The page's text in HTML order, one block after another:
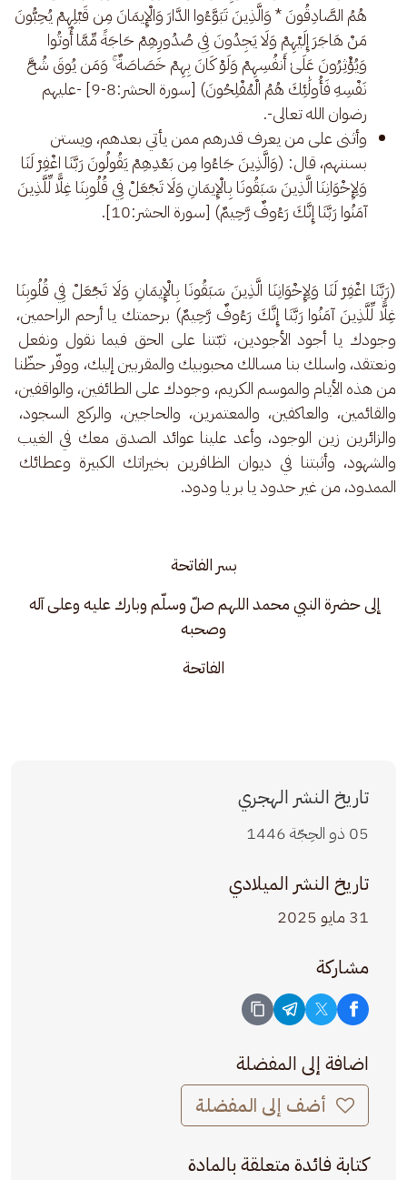
هُمُ الصَّادِقُونَ * وَالَّذِينَ تَبَوَّءُوا الدَّارَ وَالْإِيمَانَ مِن قَبْلِهِمْ يُحِبُّونَ
مَنْ هَاجَرَ إِلَيْهِمْ وَلَا يَجِدُونَ فِي صُدُورِهِمْ حَاجَةً مِّمَّا أُوتُوا
وَيُؤْثِرُونَ عَلَىٰ أَنفُسِهِمْ وَلَوْ كَانَ بِهِمْ خَصَاصَةٌ ۚ وَمَن يُوقَ شُحَّ
نَفْسِهِ فَأُولَٰئِكَ هُمُ الْمُفْلِحُونَ) [سورة الحشر:8-9] -عليهم
رضوان الله تعالى-.
وأثنى على من يعرف قدرهم ممن يأتي بعدهم، ويستن
بسننهم، قال: (وَالَّذِينَ جَاءُوا مِن بَعْدِهِمْ يَقُولُونَ رَبَّنَا اغْفِرْ لَنَا
وَلِإِخْوَانِنَا الَّذِينَ سَبَقُونَا بِالْإِيمَانِ وَلَا تَجْعَلْ فِي قُلُوبِنَا غِلًّا لِّلَّذِينَ
آمَنُوا رَبَّنَا إِنَّكَ رَءُوفٌ رَّحِيمٌ) [سورة الحشر:10].
(رَبَّنَا اغْفِرْ لَنَا وَلِإِخْوَانِنَا الَّذِينَ سَبَقُونَا بِالْإِيمَانِ وَلَا تَجْعَلْ فِي قُلُوبِنَا
غِلًّا لِّلَّذِينَ آمَنُوا رَبَّنَا إِنَّكَ رَءُوفٌ رَّحِيمٌ) برحمتك يا أرحم الراحمين،
وجودك يا أجود الأجودين، ثبّتنا على الحق فيما نقول ونفعل
ونعتقد، واسلك بنا مسالك محبوبيك والمقربين إليك، ووفّر حظّنا
من هذه الأيام والموسم الكريم، وجودك على الطائفين، والواقفين،
والقائمين، والعاكفين، والمعتمرين، والحاجين، والركع السجود،
والزائرين زين الوجود، وأعد علينا عوائد الصدق معك في الغيب
والشهود، وأثبتنا في ديوان الظافرين بخيراتك الكبيرة وعطائك
الممدود، من غير حدود يا بر يا ودود.
بسر الفاتحة
إلى حضرة النبي محمد اللهم صلّ وسلّم وبارك عليه وعلى آله
وصحبه
الفاتحة
تاريخ النشر الهجري
05 ذو الحِجّة 1446
تاريخ النشر الميلادي
31 مايو 2025
مشاركة
اضافة إلى المفضلة
أضف إلى المفضلة
كتابة فائدة متعلقة بالمادة